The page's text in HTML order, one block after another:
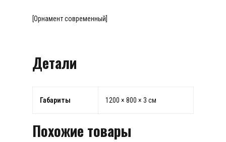
[Орнамент современный]
Детали
Габариты 1200 × 800 × 3 см
Похожие товары